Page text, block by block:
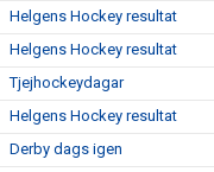
Helgens Hockey resultat
Helgens Hockey resultat
Tjejhockeydagar
Helgens Hockey resultat
Derby dags igen